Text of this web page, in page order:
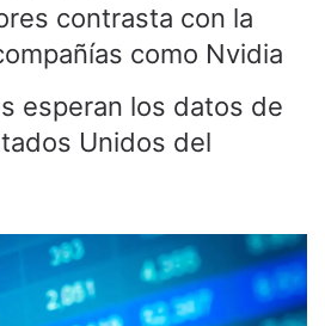
contrasta con la
como Nvidia
esperan los datos de
Unidos del